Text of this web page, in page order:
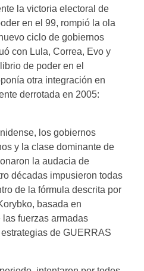
la victoria electoral de
en el 99, rompió la ola
ciclo de gobiernos
con Lula, Correa, Evo y
de poder en el
otra integración en
derrotada en 2005:
los gobiernos
y la clase dominante de
la audacia de
décadas impusieron todas
de la fórmula descrita por
basada en
fuerzas armadas
de GUERRAS